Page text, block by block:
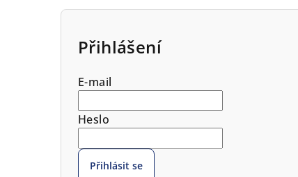
P
Přihlášení
E-mail
Heslo
Přihlásit se